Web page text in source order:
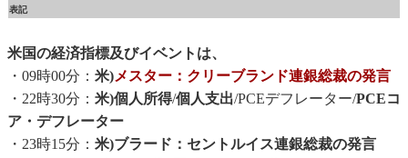
表記
米国の経済指標及びイベントは、
・09時00分： 米)メスター：クリーブランド連銀総裁の発言
・22時30分： 米)個人所得/個人支出/PCEデフレーター/PCEコ
ア・デフレーター
・23時15分： 米)ブラード：セントルイス連銀総裁の発言